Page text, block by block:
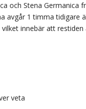
och Stena Germanica
avgår 1 timma tidigare
innebär att
veta